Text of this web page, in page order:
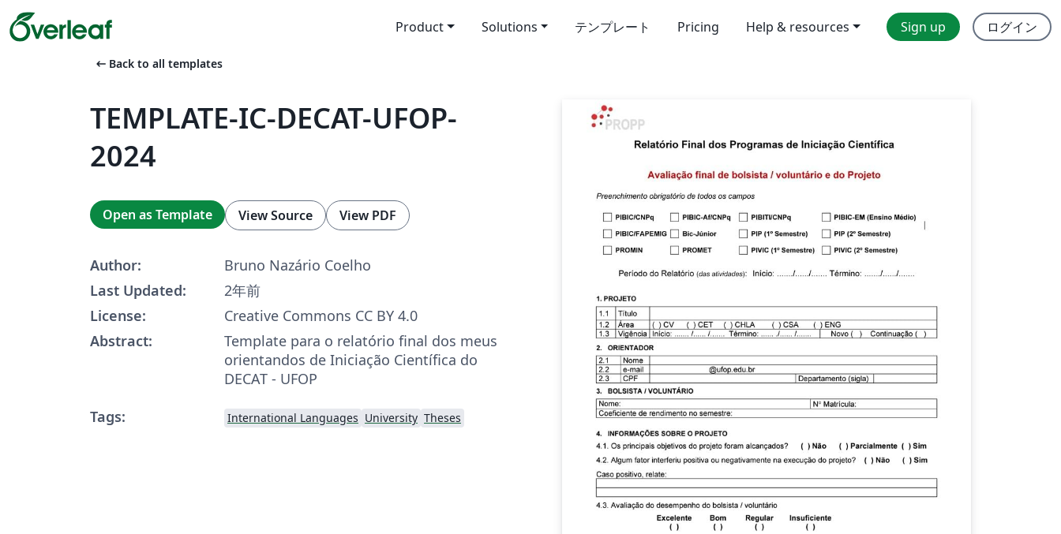
Product Solutions テンプレート Pricing Help & resources Sign up ログイン
arrow_left_alt Back to all templates
TEMPLATE-IC-DECAT-UFOP-
2024
Open as Template View Source View PDF
Author:
Bruno Nazário Coelho
Last Updated:
2年前
License:
Creative Commons CC BY 4.0
Abstract:
Template para o relatório final dos meus
orientandos de Iniciação Científica do
DECAT - UFOP
Tags:
International Languages University Theses